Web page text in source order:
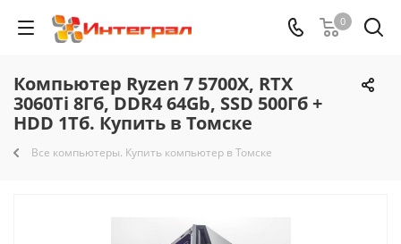
0
Компьютер Ryzen 7 5700X, RTX
3060Ti 8Гб, DDR4 64Gb, SSD 500Гб +
HDD 1Тб. Купить в Томске
Все компьютеры. Купить компьютер в Томске